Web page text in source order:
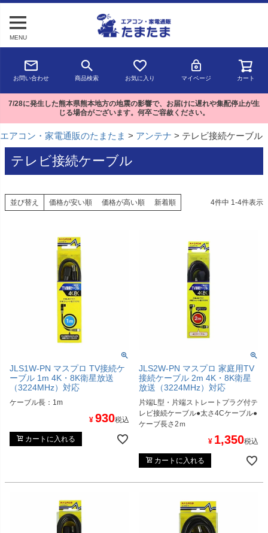
MENU
お問い合わせ 商品検索 お気に入り マイページ カート
7/28に発生した熊本県熊本地方の地震の影響で、お届けに遅れや集配停止が生
じる場合がございます。何卒ご容赦ください。
エアコン・家電通販のたまたま アンテナ テレビ接続ケーブル
テレビ接続ケーブル
並び替え 価格が安い順 価格が高い順 新着順 4件中 1-4件表示
JLS1W-PN マスプロ TV接続ケ
ーブル 1m 4K・8K衛星放送
（3224MHz）対応
ケーブル長：1m
¥ 930税込
カートに入れる
JLS2W-PN マスプロ 家庭用TV
接続ケーブル 2m 4K・8K衛星
放送（3224MHz）対応
片端L型・片端ストレートプラグ付テ
レビ接続ケーブル●太さ4Cケーブル●
ケーブ長さ2ｍ
¥ 1,350税込
カートに入れる